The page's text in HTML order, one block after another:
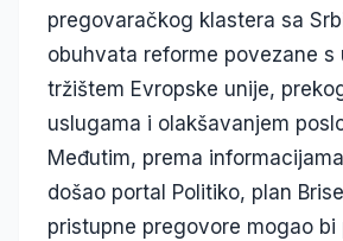
pregovaračkog klastera sa
obuhvata reforme povezane s
tržištem Evropske unije,
uslugama i olakšavanjem
Međutim, prema
došao portal Politiko, plan
pristupne pregovore mogao bi